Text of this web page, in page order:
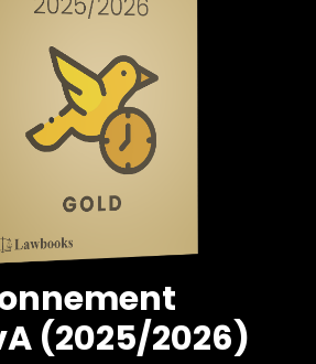
(2025/2026)